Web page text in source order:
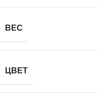
ВЕС
ЦВЕТ